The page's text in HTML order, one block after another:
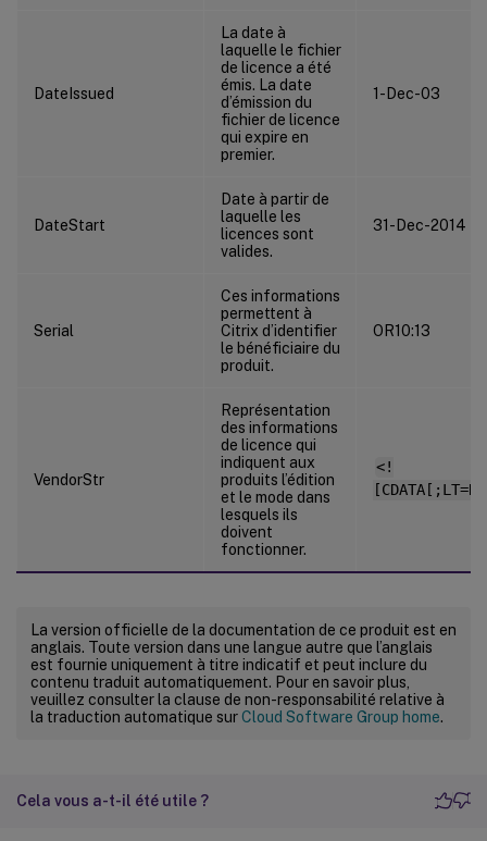
DateIssued
La date à
laquelle le fichier
de licence a été
émis. La date
d’émission du
fichier de licence
qui expire en
premier.
1-Dec-03
DateStart
Date à partir de
laquelle les
licences sont
valides.
31-Dec-2014
Serial
Ces informations
permettent à
Citrix d’identifier
le bénéficiaire du
produit.
OR10:13
VendorStr
Représentation
des informations
de licence qui
indiquent aux
produits l’édition
et le mode dans
lesquels ils
doivent
fonctionner.
<!
La version officielle de la documentation de ce produit est en
anglais. Toute version dans une langue autre que l’anglais
est fournie uniquement à titre indicatif et peut inclure du
contenu traduit automatiquement. Pour en savoir plus,
veuillez consulter la clause de non-responsabilité relative à
la traduction automatique surCloud Software Group home.
Cela vous a-t-il été utile ?